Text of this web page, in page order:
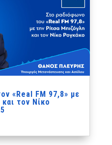
«Real FM 97,8» με
τον Νίκο